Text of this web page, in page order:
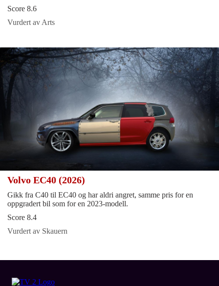
Score 8.6
Vurdert av Arts
Volvo EC40 (2026)
Gikk fra C40 til EC40 og har aldri angret, samme pris for en
oppgradert bil som for en 2023-modell.
Score 8.4
Vurdert av Skauern